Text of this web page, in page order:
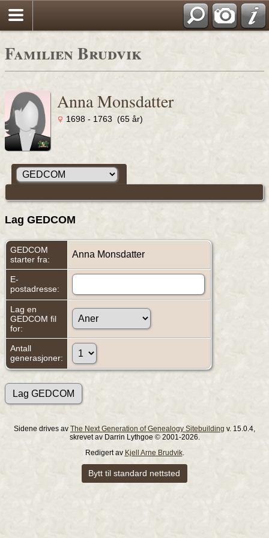
Familien Brudvik
Anna Monsdatter
1698 - 1763 (65 år)
Lag GEDCOM
GEDCOM
starter fra:
Anna Monsdatter
E-
postadresse:
Lag en
GEDCOM fil
for:
Antall
generasjoner:
Sidene drives av The Next Generation of Genealogy Sitebuilding v. 15.0.4,
skrevet av Darrin Lythgoe © 2001-2026.
Redigert av Kjell Arne Brudvik.
Bytt til standard nettsted